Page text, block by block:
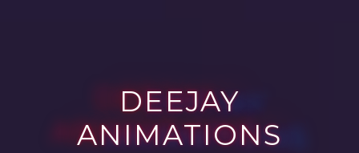
DEEJAY
ANIMATIONS